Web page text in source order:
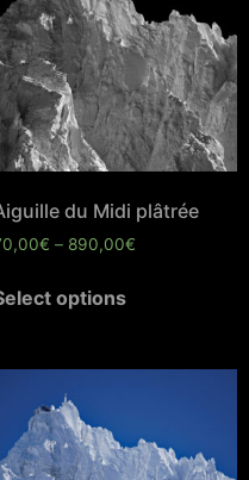
du Midi plâtrée
€ – 890,00€
options